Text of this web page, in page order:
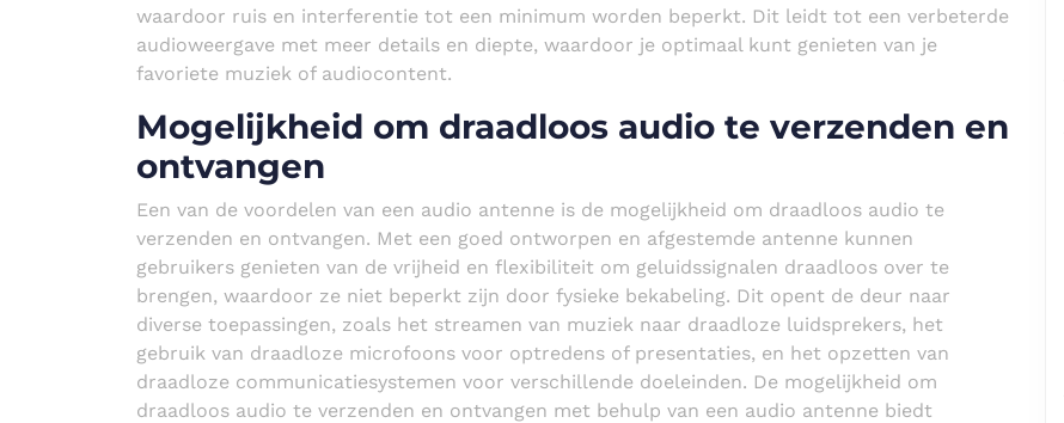
waardoor ruis en interferentie tot een minimum worden beperkt. Dit leidt tot een verbeterde
audioweergave met meer details en diepte, waardoor je optimaal kunt genieten van je
favoriete muziek of audiocontent.
Mogelijkheid om draadloos audio te verzenden en
ontvangen
Een van de voordelen van een audio antenne is de mogelijkheid om draadloos audio te
verzenden en ontvangen. Met een goed ontworpen en afgestemde antenne kunnen
gebruikers genieten van de vrijheid en flexibiliteit om geluidssignalen draadloos over te
brengen, waardoor ze niet beperkt zijn door fysieke bekabeling. Dit opent de deur naar
diverse toepassingen, zoals het streamen van muziek naar draadloze luidsprekers, het
gebruik van draadloze microfoons voor optredens of presentaties, en het opzetten van
draadloze communicatiesystemen voor verschillende doeleinden. De mogelijkheid om
draadloos audio te verzenden en ontvangen met behulp van een audio antenne biedt